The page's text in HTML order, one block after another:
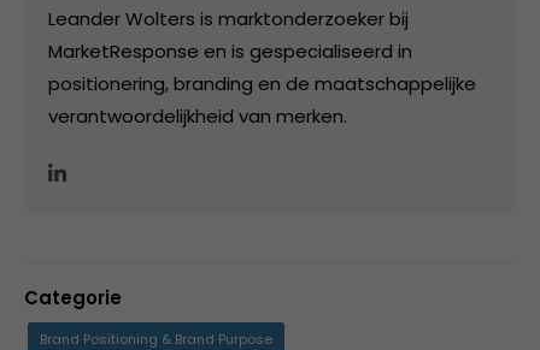
Leander Wolters is marktonderzoeker bij
MarketResponse en is gespecialiseerd in
positionering, branding en de maatschappelijke
verantwoordelijkheid van merken.
Categorie
Brand Positioning & Brand Purpose